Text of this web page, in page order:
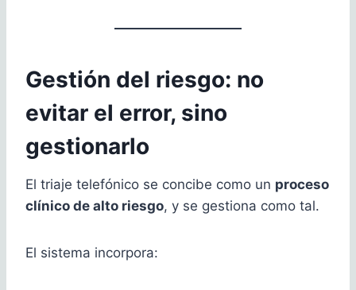
Gestión del riesgo: no
evitar el error, sino
gestionarlo
El triaje telefónico se concibe como un proceso
clínico de alto riesgo, y se gestiona como tal.
El sistema incorpora: